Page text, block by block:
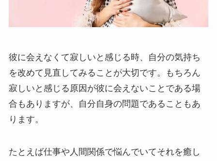
彼に会えなくて寂しいと感じる時、自分の気持ち
を改めて見直してみることが大切です。もちろん
寂しいと感じる原因が彼に会えないことである場
合もありますが、自分自身の問題であることもあ
ります。
たとえば仕事や人間関係で悩んでいてそれを癒し